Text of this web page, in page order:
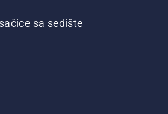
sa sedište